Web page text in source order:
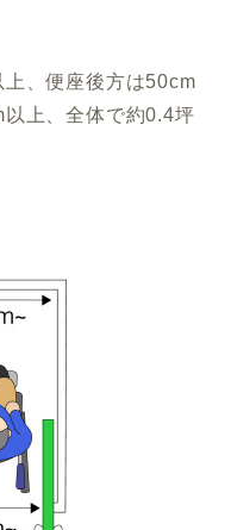
、便座後方は50cm
上、全体で約0.4坪